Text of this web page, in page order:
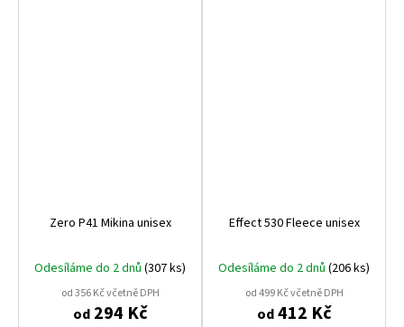
Zero P41 Mikina unisex
Odesíláme do 2 dnů (307 ks)
od 356 Kč včetně DPH
od294 Kč
Effect 530 Fleece unisex
Odesíláme do 2 dnů (206 ks)
od 499 Kč včetně DPH
od412 Kč